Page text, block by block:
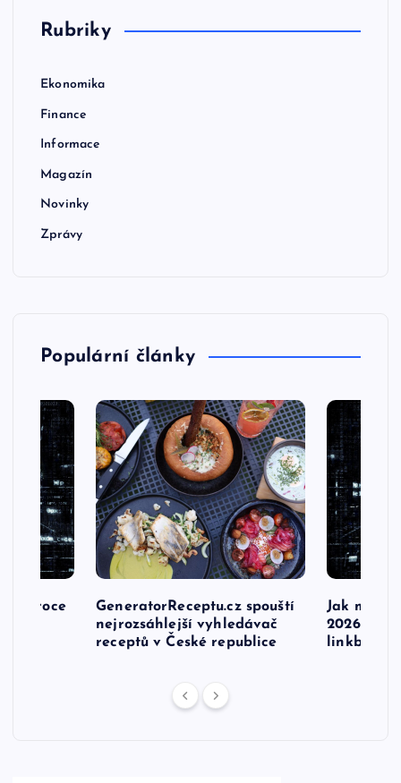
Rubriky
Ekonomika
Finance
Informace
Magazín
Novinky
Zprávy
Populární články
v roce
GeneratorReceptu.cz spouští
nejrozsáhlejší vyhledávač
receptů v České republice
Jak
2026 řeší